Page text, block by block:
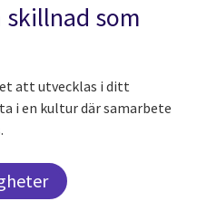
skillnad som
att utvecklas i ditt
i en kultur där samarbete